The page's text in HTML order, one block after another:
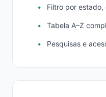
Filtro por
Tabela A–Z
Pesquisas e